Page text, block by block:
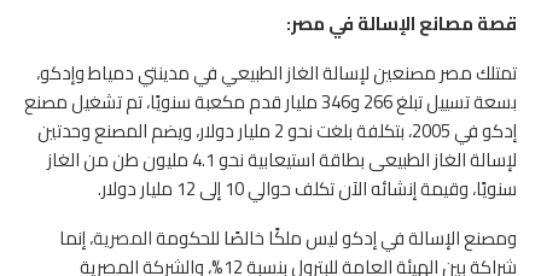
قصة مصانع الإسالة في مصر:
تمتلك مصر مصنعين لإسالة الغاز الطبيعي في مدينتي دمياط وإدكو،
بسعة تسييل تبلغ 266 و346 مليار قدم مكعبة سنويًا، تم تشغيل مصنع
إدكو في 2005، بتكلفة بلغت نحو 2 مليار دولار، ويضم المصنع وحدتين
لإسالة الغاز الطبيعى بطاقة استيعابية نحو 4.1 مليون طن من الغاز
سنويًا، وقيمة إنشائه الآن تكلف حوالي 10 إلى 12 مليار دولار.
ومصنع الإسالة في إدكو ليس ملكًا خالصًا للحكومةالمصرية، إنما
شراكة بين الهيئة العامة للبترول بنسبة 12%، والشركة المصرية